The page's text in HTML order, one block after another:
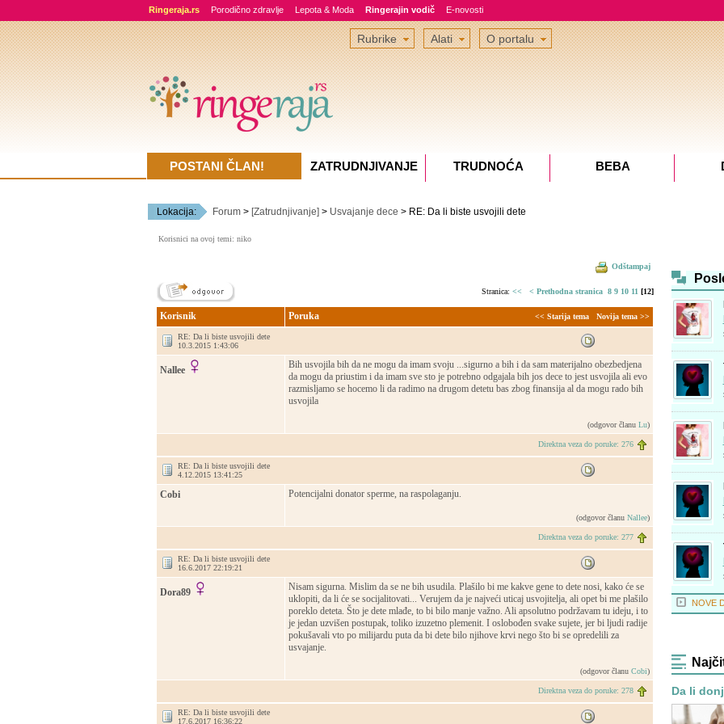
Ringeraja.rs Porodično zdravlje Lepota & Moda Ringerajin vodič E-novosti
Lokacija: Forum> [Zatrudnjivanje] > Usvajanje dece > RE: Da li biste usvojili dete
Korisnici na ovoj temi: niko
Odštampaj
Stranica: << < Prethodna stranica 8 9 10 11 [12]
Korisnik Poruka << Starija tema Novija tema >>
RE: Da li biste usvojili dete
10.3.2015 1:43:06
Nallee
Bih usvojila bih da ne mogu da imam svoju ...sigurno a bih i da sam materijalno obezbedjena
da mogu da priustim i da imam sve sto je potrebno odgajala bih jos dece to jest usvojila ali evo
razmisljamo se hocemo li da radimo na drugom detetu bas zbog finansija al da mogu rado bih
usvojila
(odgovor članu Lu)
Direktna veza do poruke: 276
RE: Da li biste usvojili dete
4.12.2015 13:41:25
Cobi Potencijalni donator sperme, na raspolaganju.
(odgovor članu Nallee)
Direktna veza do poruke: 277
RE: Da li biste usvojili dete
16.6.2017 22:19:21
Dora89
Nisam sigurna. Mislim da se ne bih usudila. Plašilo bi me kakve gene to dete nosi, kako će se
uklopiti, da li će se socijalitovati... Verujem da je najveći uticaj usvojitelja, ali opet bi me plašilo
poreklo deteta. Što je dete mlađe, to bi bilo manje važno. Ali apsolutno podržavam tu ideju, i to
je jedan uzvišen postupak, toliko izuzetno plemenit. I oslobođen svake sujete, jer bi ljudi radije
pokušavali vto po milijardu puta da bi dete bilo njihove krvi nego što bi se opredelili za
usvajanje.
(odgovor članu Cobi)
Direktna veza do poruke: 278
RE: Da li biste usvojili dete
17.6.2017 16:36:22
NOVE
Da li
Rubrike Alati O portalu
POSTANI ČLAN! ZATRUDNJIVANJE TRUDNOĆA BEBA